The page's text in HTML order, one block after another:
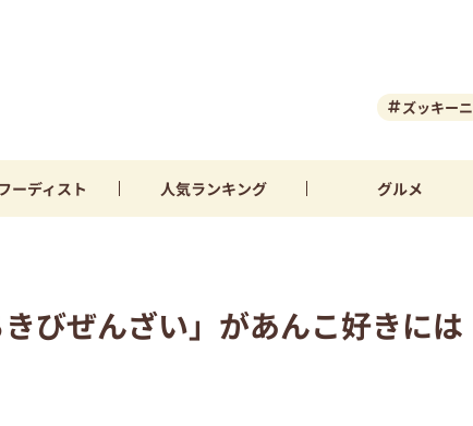
ズッキーニ
ーディスト 人気ランキング グルメ
びぜんざい」があんこ好きには